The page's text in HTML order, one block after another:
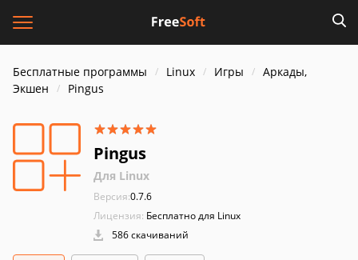
Бесплатные программы Linux Игры
Аркады,
Экшен
Pingus
Pingus
Для Linux
Версия:0.7.6
Лицензия: Бесплатно для Linux
586 скачиваний